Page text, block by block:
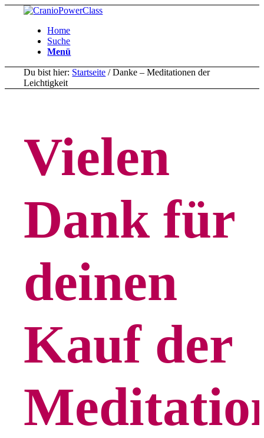
Home
Suche
Menü
Du bist hier: Startseite / Danke – Meditationen der
Leichtigkeit
Vielen
Dank für
deinen
Kauf der